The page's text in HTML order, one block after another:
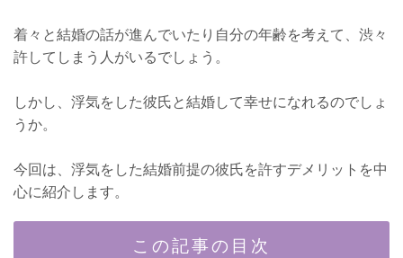
着々と結婚の話が進んでいたり自分の年齢を考えて、渋々
許してしまう人がいるでしょう。
しかし、浮気をした彼氏と結婚して幸せになれるのでしょ
うか。
今回は、浮気をした結婚前提の彼氏を許すデメリットを中
心に紹介します。
この記事の目次